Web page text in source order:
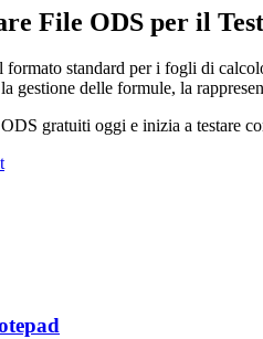
File ODS per il
standard per i fogli di
gestione delle formule, la
gratuiti oggi e inizia a testare